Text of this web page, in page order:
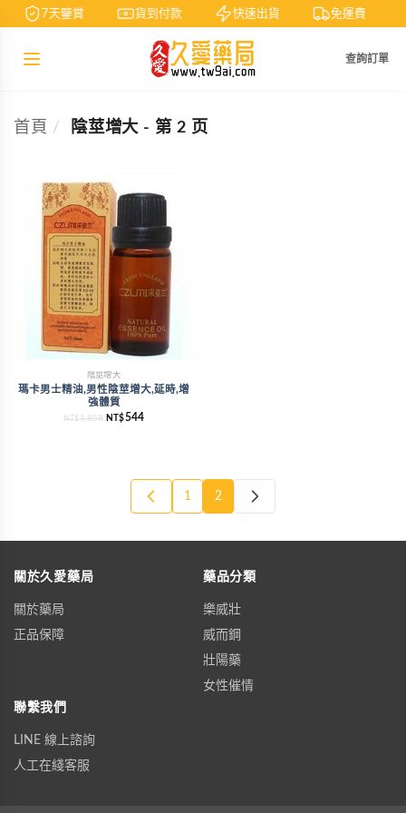
7天鑒賞 貨到付款 快速出貨 免運費
查詢訂單
首頁 / 陰莖增大 - 第 2 页
陰莖增大
瑪卡男士精油,男性陰莖增大,延時,增
強體質
NT$1,858 NT$544
1 2
關於久愛藥局
關於藥局
正品保障
藥品分類
樂威壯
威而鋼
壯陽藥
女性催情
聯繫我們
LINE 線上諮詢
人工在綫客服